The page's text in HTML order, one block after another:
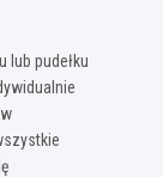
pudełku